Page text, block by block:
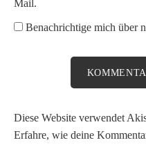
Mail.
Benachrichtige mich über
Diese Website verwendet
Erfahre, wie deine